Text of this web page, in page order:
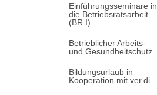
Einführungsseminare in
die Betriebsratsarbeit
(BR I)
Betrieblicher Arbeits-
und Gesundheitschutz
Bildungsurlaub in
Kooperation mit ver.di